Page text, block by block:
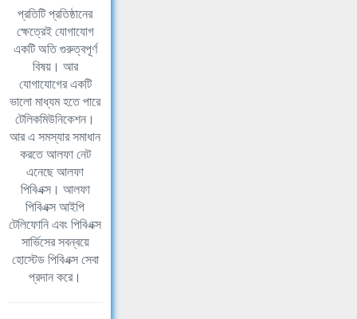
প্রতিটি প্রতিষ্ঠানের
ক্ষেত্রেই যোগাযোগ
একটি অতি গুরুত্বপূর্ণ
বিষয়। আর
যোগাযোগের একটি
ভালো মাধ্যম হতে পারে
টেলিকমিউনিকেশন।
আর এ সমস্যার সমাধান
করতে আলফা নেট
এনেছে আলফা
পিবিএক্স। আলফা
পিবিএক্স আইপি
টেলিফোনি এবং পিবিএক্স
সার্ভিসের সবন্বয়ে
হোস্টেড পিবিএক্স সেবা
প্রদান করে।